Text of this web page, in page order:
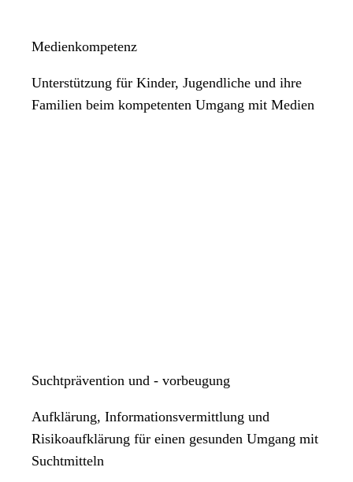
Medienkompetenz
Unterstützung für Kinder, Jugendliche und ihre
Familien beim kompetenten Umgang mit Medien
Suchtprävention und - vorbeugung
Aufklärung, Informationsvermittlung und
Risikoaufklärung für einen gesunden Umgang mit
Suchtmitteln